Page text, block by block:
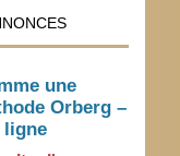
une
Orberg –
ligne